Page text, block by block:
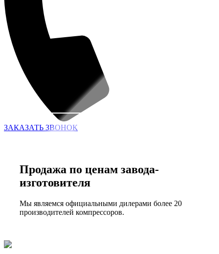
ЗАКАЗАТЬ ЗВОНОК
Продажа по ценам завода-
изготовителя
Мы являемся официальными дилерами более 20
производителей компрессоров.